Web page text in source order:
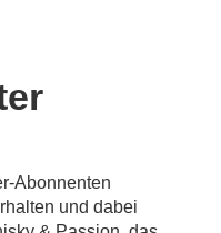
Abonnenten
und dabei